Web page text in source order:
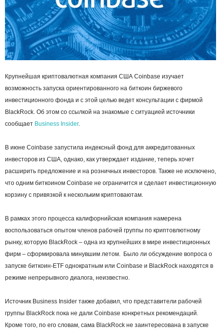
Крупнейшая криптовалютная компания США Coinbase изучает
возможность запуска ориентированного на биткоин биржевого
инвестиционного фонда и с этой целью ведет консультации с фирмой
BlackRock. Об этом со ссылкой на знакомые с ситуацией источники
сообщает Business Insider.
В июне Coinbase запустила индексный фонд для аккредитованных
инвесторов из США, однако, как утверждает издание, теперь хочет
расширить предложение и на розничных инвесторов. Также не исключено,
что одним биткоином Coinbase не ограничится и сделает инвестиционную
корзину с привязкой к нескольким криптоваютам.
В рамках этого процесса калифорнийская компания намерена
воспользоваться опытом членов рабочей группы по криптовлютному
рынку, которую BlackRock – одна из крупнейших в мире инвестиционных
фирм – сформировала минувшим летом. Было ли обсуждение вопроса о
запуске биткоин-ETF однократным или Coinbase и BlackRock находятся в
режиме непрерывного диалога, неизвестно.
Источник Business Insider также добавил, что представители рабочей
группы BlackRock пока не дали Coinbase конкретных рекомендаций.
Кроме того, по его словам, сама BlackRock не заинтересована в запуске